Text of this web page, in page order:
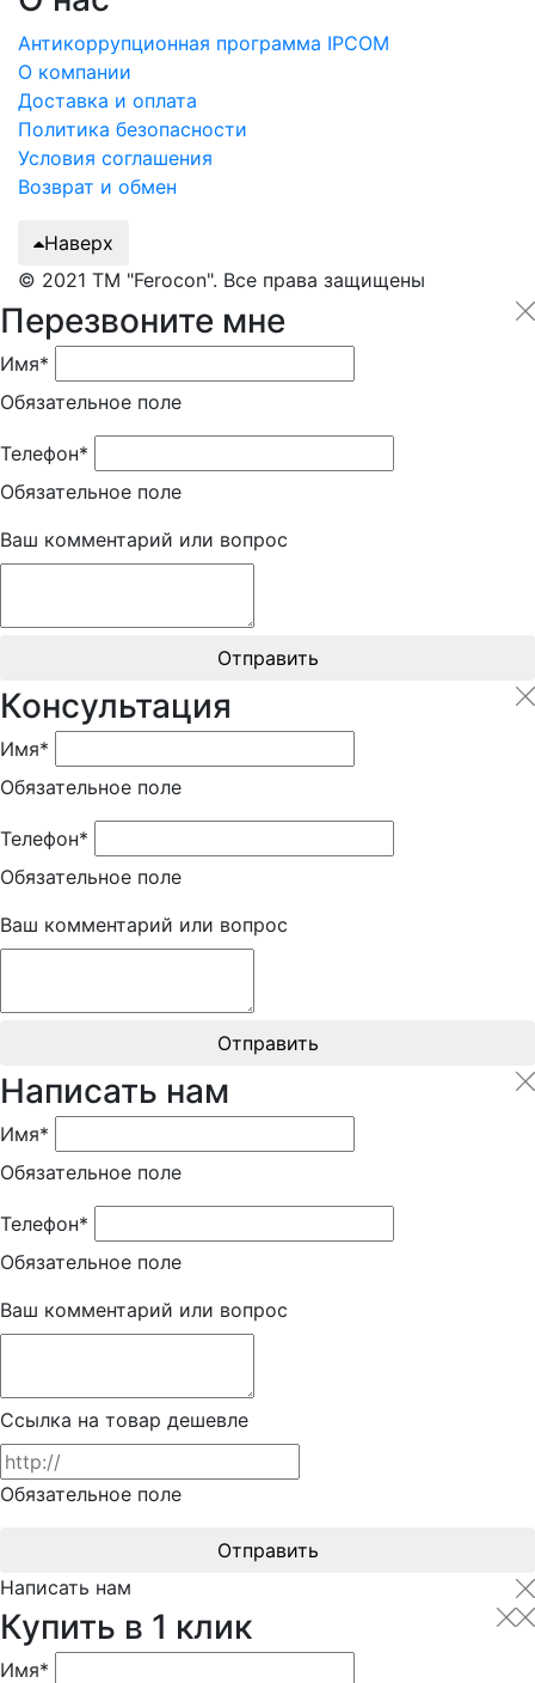
Антикоррупционная программа IPCOM
О компании
Доставка и оплата
Политика безопасности
Условия соглашения
Возврат и обмен
Наверх
© 2021 ТМ "Ferocon". Все права защищены
Перезвоните мне
Имя*
Обязательное поле
Телефон*
Обязательное поле
Ваш комментарий или вопрос
Отправить
Консультация
Имя*
Обязательное поле
Телефон*
Обязательное поле
Ваш комментарий или вопрос
Отправить
Написать нам
Имя*
Обязательное поле
Телефон*
Обязательное поле
Ваш комментарий или вопрос
Ссылка на товар дешевле
Обязательное поле
Отправить
Написать нам
Купить в 1 клик
Имя*